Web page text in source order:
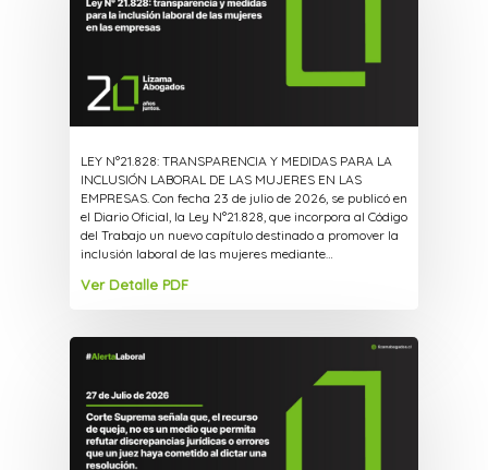
LEY N°21.828: TRANSPARENCIA Y MEDIDAS PARA LA
INCLUSIÓN LABORAL DE LAS MUJERES EN LAS
EMPRESAS. Con fecha 23 de julio de 2026, se publicó en
el Diario Oficial, la Ley N°21.828, que incorpora al Código
del Trabajo un nuevo capítulo destinado a promover la
inclusión laboral de las mujeres mediante…
Ver Detalle PDF